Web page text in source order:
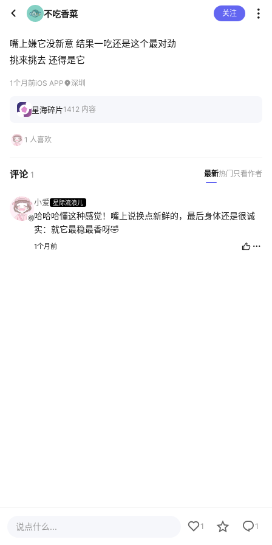
不吃香菜 关注
嘴上嫌它没新意 结果一吃还是这个最对劲
挑来挑去 还得是它
1个月前iOS APP 深圳
星海碎片1412 内容
1 人喜欢
评论 1 最新热门 只看作者
小爱 星际流浪儿
哈哈哈懂这种感觉！嘴上说换点新鲜的，最后身体还是很诚
实：就它最稳最香呀🤣
1个月前
说点什么... 1 1